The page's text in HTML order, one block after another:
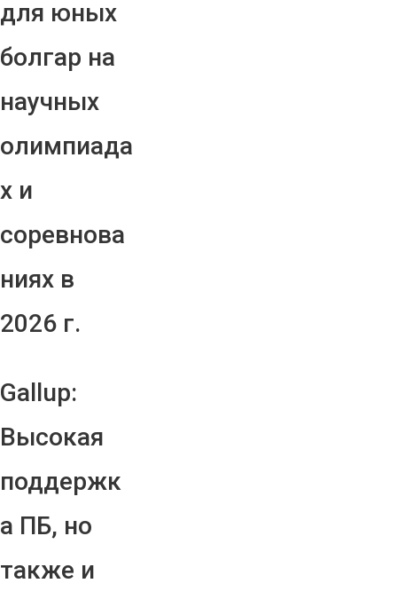
для юных
болгар на
научных
олимпиада
х и
соревнова
ниях в
2026 г.
Gallup:
Высокая
поддержк
а ПБ, но
также и